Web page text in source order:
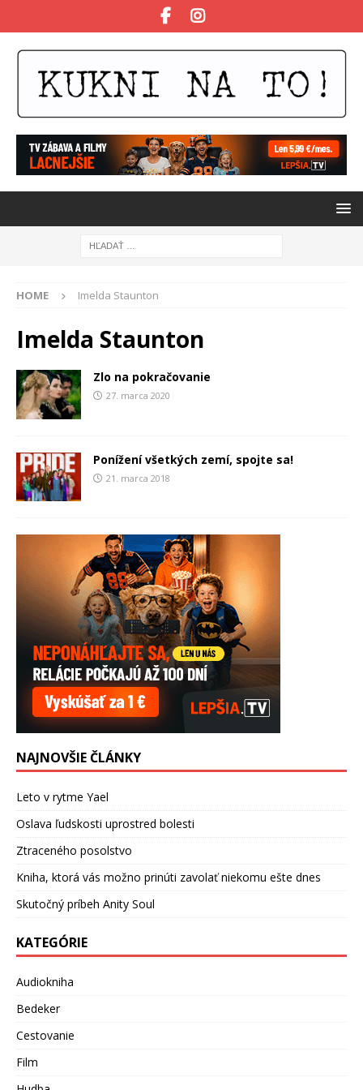
HOME Imelda Staunton
Imelda Staunton
Zlo na pokračovanie
27. marca 2020
Ponížení všetkých zemí, spojte sa!
21. marca 2018
NAJNOVŠIE ČLÁNKY
Leto v rytme Yael
Oslava ľudskosti uprostred bolesti
Ztraceného posolstvo
Kniha, ktorá vás možno prinúti zavolať niekomu ešte dnes
Skutočný príbeh Anity Soul
KATEGÓRIE
Audiokniha
Bedeker
Cestovanie
Film